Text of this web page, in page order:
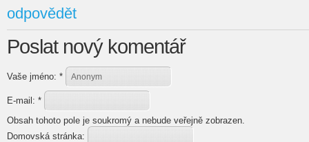
odpovědět
Poslat nový komentář
Vaše jméno: *
E-mail: *
Obsah tohoto pole je soukromý a nebude veřejně zobrazen.
Domovská stránka: